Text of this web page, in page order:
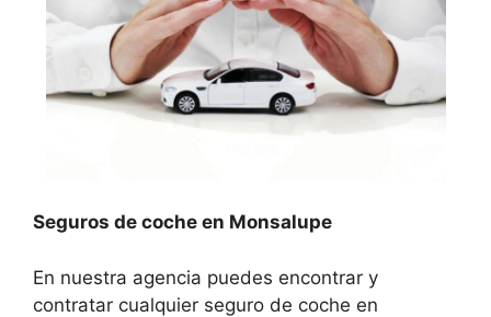
Seguros de coche en Monsalupe
En nuestra agencia puedes encontrar y
contratar cualquier seguro de coche en